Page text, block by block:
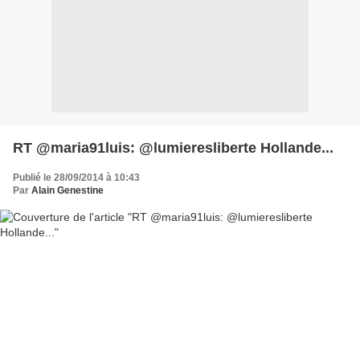
RT @maria91luis: @lumieresliberte Hollande...
Publié le 28/09/2014 à 10:43
Par Alain Genestine